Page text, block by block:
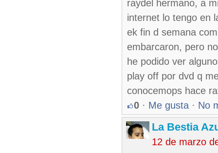
raydel hermano, a
internet lo tengo en
ek fin d semana
embarcaron, pero
he podido ver
play off por dvd q
conocemops hace
0 · Me gusta · No
La Bestia
12 de marzo